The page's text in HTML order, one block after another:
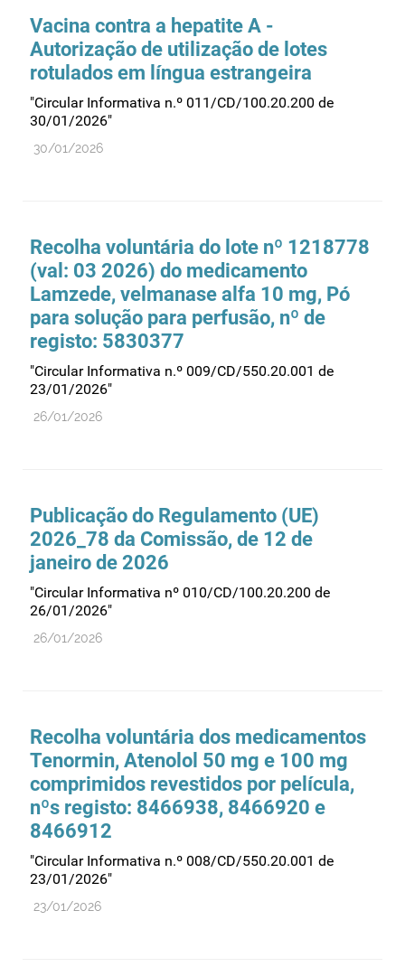
Produtos de saúde
Produtos fronteira
Publicidade
Qualidade e normalização
Relações internacionais
Substâncias controladas
Supervisão do mercado
Taxas
Tecnologias da saúde
Vacina contra a hepatite A -
Autorização de utilização de lotes
rotulados em língua estrangeira
"Circular Informativa n.º 011/CD/100.20.200 de
30/01/2026"
30/01/2026
Recolha voluntária do lote nº 1218778
(val: 03 2026) do medicamento
Lamzede, velmanase alfa 10 mg, Pó
para solução para perfusão, nº de
registo: 5830377
"Circular Informativa n.º 009/CD/550.20.001 de
23/01/2026"
26/01/2026
Publicação do Regulamento (UE)
2026_78 da Comissão, de 12 de
janeiro de 2026
"Circular Informativa nº 010/CD/100.20.200 de
26/01/2026"
26/01/2026
Recolha voluntária dos medicamentos
Tenormin, Atenolol 50 mg e 100 mg
comprimidos revestidos por película,
nºs registo: 8466938, 8466920 e
8466912
"Circular Informativa n.º 008/CD/550.20.001 de
23/01/2026"
23/01/2026